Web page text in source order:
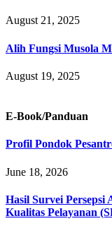
August 21, 2025
Alih Fungsi Musola
August 19, 2025
E-Book/Panduan
Profil Pondok
June 18, 2026
Hasil Survei Persepsi
Kualitas Pelayanan